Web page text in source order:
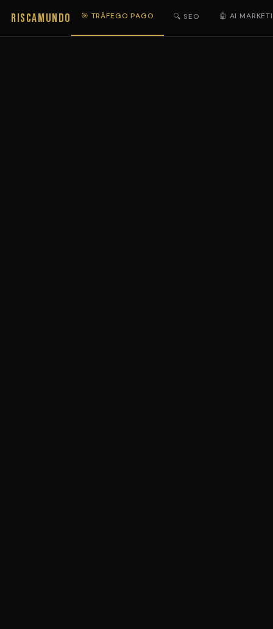
RISCAMUNDO 🎯 TRÁFEGO PAGO 🔍 SEO 🤖 AI